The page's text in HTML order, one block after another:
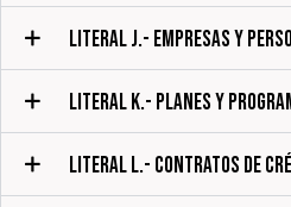
LITERAL J.- EMPRESAS Y
LITERAL K.- PLANES Y
LITERAL L.- CONTRATOS DE